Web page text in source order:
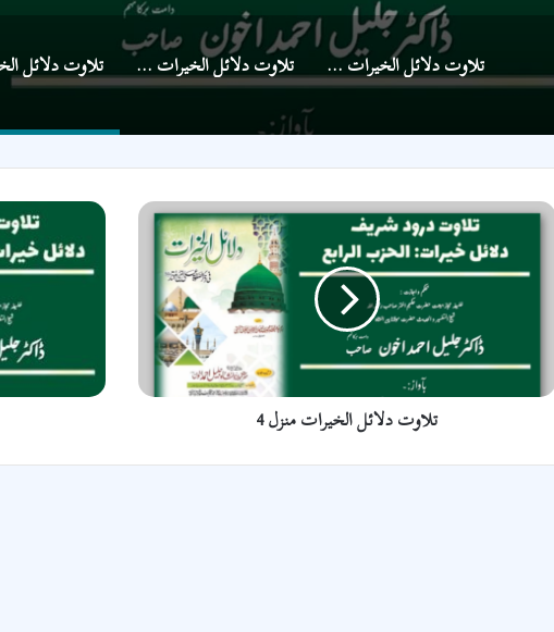
تلاوت دلائل الخیرات منزل 7 تلاوت دلائل الخیرات منزل 2
دلائلالخیرات
منزل
تلاوت دلائل الخیرات منزل 4
تلاوت
دلائلالخیراتمنزل